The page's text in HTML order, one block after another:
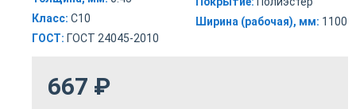
Класс: С10
ГОСТ: ГОСТ 24045-2010
Ширина (рабочая), мм: 1100
667 ₽